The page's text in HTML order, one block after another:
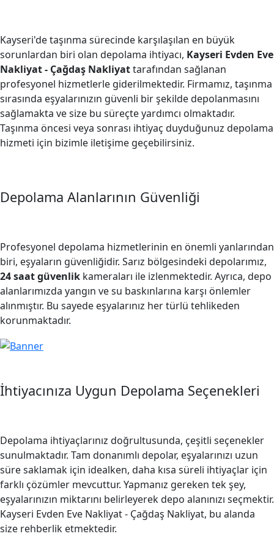
Kayseri'de taşınma sürecinde karşılaşılan en büyük
sorunlardan biri olan depolama ihtiyacı, Kayseri Evden Eve
Nakliyat - Çağdaş Nakliyattarafından sağlanan
profesyonel hizmetlerle giderilmektedir. Firmamız, taşınma
sırasında eşyalarınızın güvenli bir şekilde depolanmasını
sağlamakta ve size bu süreçte yardımcı olmaktadır.
Taşınma öncesi veya sonrası ihtiyaç duyduğunuz depolama
hizmeti için bizimle iletişime geçebilirsiniz.
Depolama Alanlarının Güvenliği
Profesyonel depolama hizmetlerinin en önemli yanlarından
biri, eşyaların güvenliğidir. Sarız bölgesindeki depolarımız,
24 saat güvenlik kameraları ile izlenmektedir. Ayrıca, depo
alanlarımızda yangın ve su baskınlarına karşı önlemler
alınmıştır. Bu sayede eşyalarınız her türlü tehlikeden
korunmaktadır.
İhtiyacınıza Uygun Depolama Seçenekleri
Depolama ihtiyaçlarınız doğrultusunda, çeşitli seçenekler
sunulmaktadır. Tam donanımlı depolar, eşyalarınızı uzun
süre saklamak için idealken, daha kısa süreli ihtiyaçlar için
farklı çözümler mevcuttur. Yapmanız gereken tek şey,
eşyalarınızın miktarını belirleyerek depo alanınızı seçmektir.
Kayseri Evden Eve Nakliyat - Çağdaş Nakliyat, bu alanda
size rehberlik etmektedir.